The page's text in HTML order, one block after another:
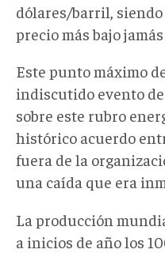
dólares/barril,
precio más bajo
Este punto máximo
indiscutido evento
sobre este rubro
histórico acuerdo
fuera de la
una caída que era
La producción
a inicios de año los